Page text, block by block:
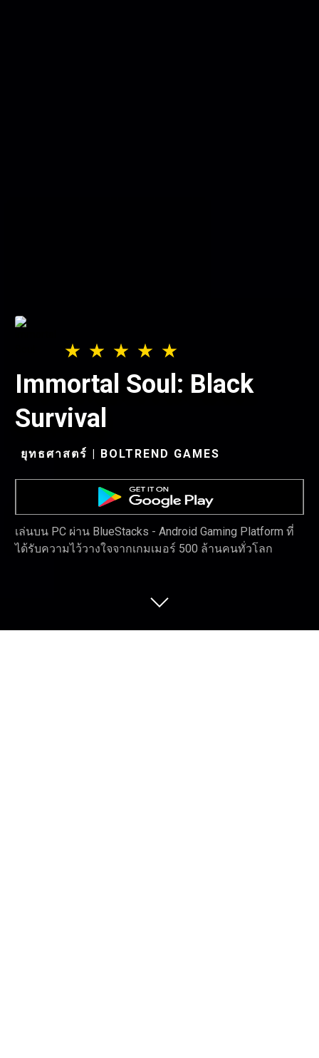
Immortal Soul: Black
Survival
ยุทธศาสตร์ | BOLTREND GAMES
เล่นบน PC ผ่าน BlueStacks - Android Gaming Platform ที่
ได้รับความไว้วางใจจากเกมเมอร์ 500 ล้านคนทั่วโลก